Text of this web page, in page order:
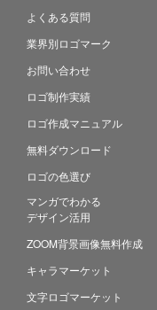
よくある質問
業界別ロゴマーク
お問い合わせ
ロゴ制作実績
ロゴ作成マニュアル
無料ダウンロード
ロゴの色選び
マンガでわかる
デザイン活用
ZOOM背景画像無料作成
キャラマーケット
文字ロゴマーケット